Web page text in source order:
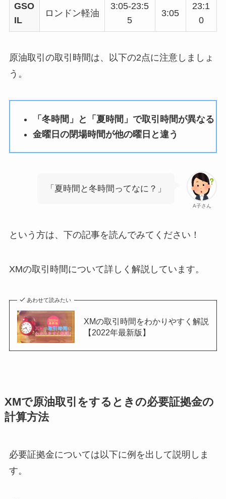
GSO
IL
ロンドン軽油
3:05-23:5
5
3:05
23:1
0
原油取引の取引時間は、以下の2点に注意しましょ
う。
「冬時間」 と 「夏時間」 で取引時間が異なる
金曜日の閉場時間が他の曜日と違う
A子さん
「夏時間と冬時間ってなに？」
という方は、下の記事を読んでみてください！
XMの取引時間について詳しく解説しています。
あわせて読みたい
XMの取引時間をわかりやすく解説
【2022年最新版】
XMで原油取引をするときの必要証拠金の
計算方法
必要証拠金については以下に例を出して説明しま
す。